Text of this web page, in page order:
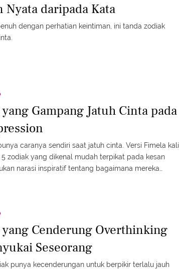
Nyata daripada Kata
dengan perhatian keintiman, ini tanda zodiak
Gampang Jatuh Cinta pada
caranya sendiri saat jatuh cinta. Versi Fimela kali
zodiak yang dikenal mudah terpikat pada kesan
narasi inspiratif tentang bagaimana mereka
yang Cenderung Overthinking
Seseorang
punya kecenderungan untuk berpikir terlalu jauh